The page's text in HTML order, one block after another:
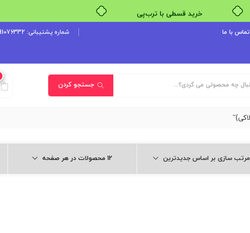
خرید قسطی با ترب‌پی
تماس با ما شماره پشتیبانی: 09191076332
جستجو کردن
مرتب سازی بر اساس جدیدترین 12 محصولات در هر صفحه